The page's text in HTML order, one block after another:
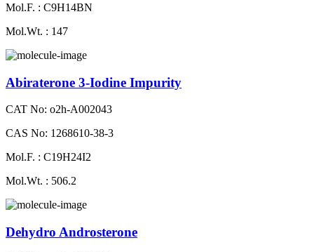
Mol.F. : C9H14BN
Mol.Wt. : 147
Abiraterone 3-Iodine Impurity
CAT No: o2h-A002043
CAS No: 1268610-38-3
Mol.F. : C19H24I2
Mol.Wt. : 506.2
Dehydro Androsterone